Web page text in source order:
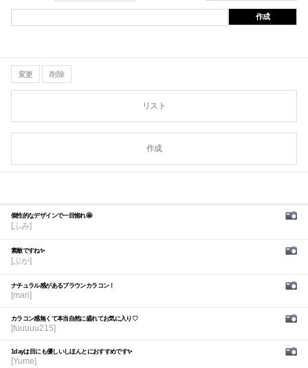
作成
変更 削除
リスト
作成
個性的なデザインで一目惚れ🤩
[ふみ]
素敵ですね✨
[ぷか]
ナチュラル感があるブラウンカラコン！
[mari]
カラコン感無くて本当自然に盛れてお気に入り♡
[fuuuuu215]
1dayは目にも優しいしほんとにおすすめです✨
[Yume]